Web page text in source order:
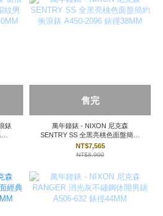
售完
萬年鐘錶 - NIXON 尼克森
SENTRY SS 全黑亮桃色面盤簡約
衝浪錶 A450-2096 錶徑38MM
NT$7,565
NT$8,900